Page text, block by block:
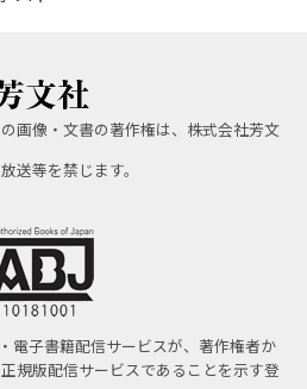
画像・文書の著作権は、株式会社芳文
送等を禁じます。
電子書籍配信サービスが、著作権者か
規版配信サービスであることを示す登